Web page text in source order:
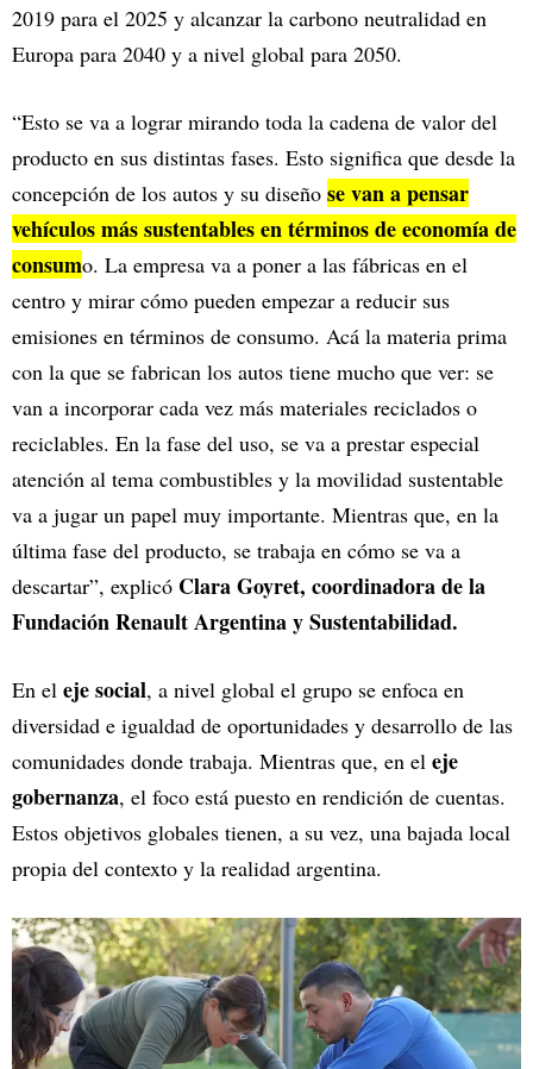
2019 para el 2025 y alcanzar la carbono neutralidad en
Europa para 2040 y a nivel global para 2050.
“Esto se va a lograr mirando toda la cadena de valor del
producto en sus distintas fases. Esto significa que desde la
concepción de los autos y su diseño se van a pensar
vehículos más sustentables en términos de economía de
consumo. La empresa va a poner a las fábricas en el
centro y mirar cómo pueden empezar a reducir sus
emisiones en términos de consumo. Acá la materia prima
con la que se fabrican los autos tiene mucho que ver: se
van a incorporar cada vez más materiales reciclados o
reciclables. En la fase del uso, se va a prestar especial
atención al tema combustibles y la movilidad sustentable
va a jugar un papel muy importante. Mientras que, en la
última fase del producto, se trabaja en cómo se va a
descartar”, explicó Clara Goyret, coordinadora de la
Fundación Renault Argentina y Sustentabilidad.
En el eje social, a nivel global el grupo se enfoca en
diversidad e igualdad de oportunidades y desarrollo de las
comunidades donde trabaja. Mientras que, en el eje
gobernanza, el foco está puesto en rendición de cuentas.
Estos objetivos globales tienen, a su vez, una bajada local
propia del contexto y la realidad argentina.